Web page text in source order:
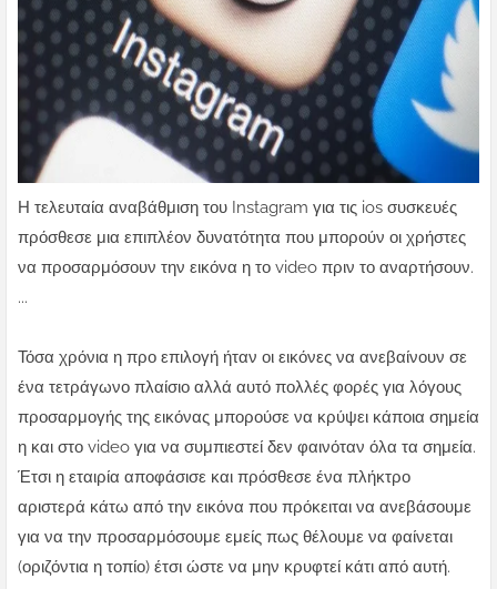
Η τελευταία αναβάθμιση του Instagram για τις ios συσκευές
πρόσθεσε μια επιπλέον δυνατότητα που μπορούν οι χρήστες
να προσαρμόσουν την εικόνα η το video πριν το αναρτήσουν.
...
Τόσα χρόνια η προ επιλογή ήταν οι εικόνες να ανεβαίνουν σε
ένα τετράγωνο πλαίσιο αλλά αυτό πολλές φορές για λόγους
προσαρμογής της εικόνας μπορούσε να κρύψει κάποια σημεία
η και στο video για να συμπιεστεί δεν φαινόταν όλα τα σημεία.
Έτσι η εταιρία αποφάσισε και πρόσθεσε ένα πλήκτρο
αριστερά κάτω από την εικόνα που πρόκειται να ανεβάσουμε
για να την προσαρμόσουμε εμείς πως θέλουμε να φαίνεται
(οριζόντια η τοπίο) έτσι ώστε να μην κρυφτεί κάτι από αυτή.